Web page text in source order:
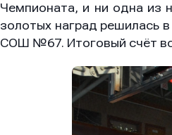
Чемпионата, и ни одна из
золотых наград решилась
СОШ №67. Итоговый счёт
Имя
E-mail
Имя
E-mail
Имя
E-mail